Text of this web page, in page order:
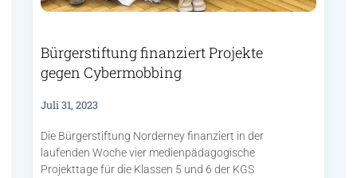
Bürgerstiftung finanziert Projekte
gegen Cybermobbing
Juli 31, 2023
Die Bürgerstiftung Norderney finanziert in der
laufenden Woche vier medienpädagogische
Projekttage für die Klassen 5 und 6 der KGS